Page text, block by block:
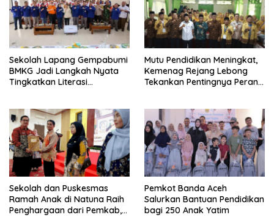
Sekolah Lapang Gempabumi
BMKG Jadi Langkah Nyata
Tingkatkan Literasi
Mutu Pendidikan Meningkat,
Kemenag Rejang Lebong
Tekankan Pentingnya Peran
Sekolah dan Puskesmas
Ramah Anak di Natuna Raih
Penghargaan dari Pemkab,
Pemkot Banda Aceh
Salurkan Bantuan Pendidikan
bagi 250 Anak Yatim